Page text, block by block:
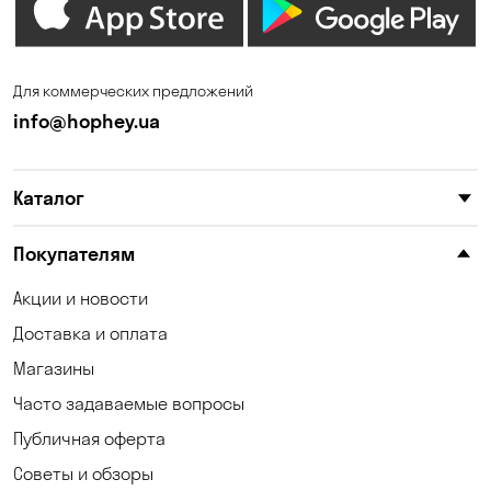
Зазимье Запорожье
Каменные Потоки
Клинцы
Корсунцы
Коцюбинское
Кривой Рог
Кропивницкий
Для коммерческих предложений
info@hophey.ua
Каталог
Покупателям
Акции и новости
Доставка и оплата
Магазины
Часто задаваемые вопросы
Публичная оферта
Советы и обзоры